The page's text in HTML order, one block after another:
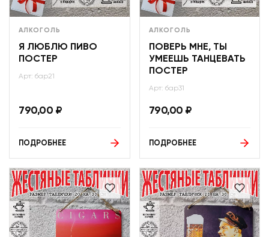
АЛКОГОЛЬ
Я ЛЮБЛЮ ПИВО
ПОСТЕР
Арт: бар21
790,00 ₽
ПОДРОБНЕЕ
АЛКОГОЛЬ
ПОВЕРЬ МНЕ, ТЫ
УМЕЕШЬ ТАНЦЕВАТЬ
ПОСТЕР
Арт: бар31
790,00 ₽
ПОДРОБНЕЕ